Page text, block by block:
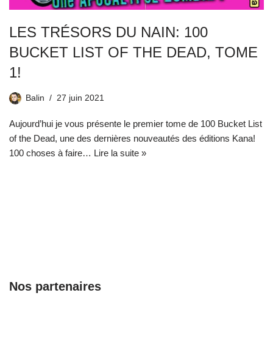
LES TRÉSORS DU NAIN: 100
BUCKET LIST OF THE DEAD, TOME
1!
Balin 27 juin 2021
Aujourd’hui je vous présente le premier tome de 100 Bucket List
of the Dead, une des dernières nouveautés des éditions Kana!
100 choses à faire… Lire la suite »
Nos partenaires